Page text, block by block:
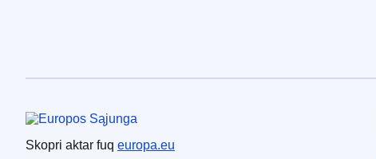
Unjoni Ewropea
Skopri aktar fuq europa.eu